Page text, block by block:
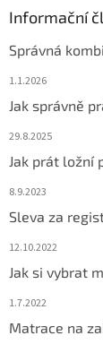
Informační
Správná
1.1.2026
Jak správně
29.8.2025
Jak prát ložní
8.9.2023
Sleva za
12.10.2022
Jak si vybrat
1.7.2022
Matrace na